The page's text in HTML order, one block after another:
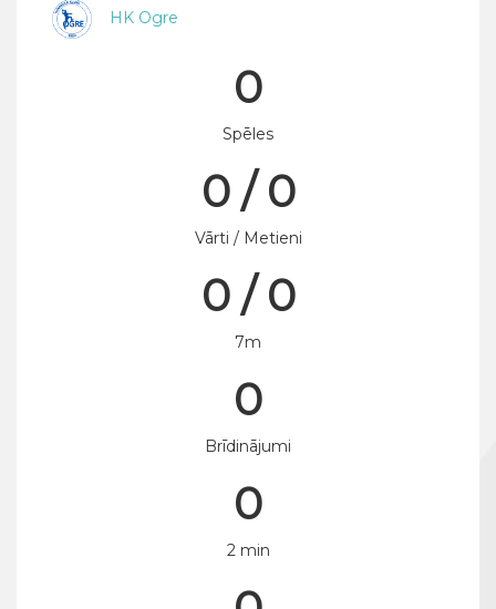
HK Ogre
0
Spēles
0 / 0
Vārti / Metieni
0 / 0
7m
0
Brīdinājumi
0
2 min